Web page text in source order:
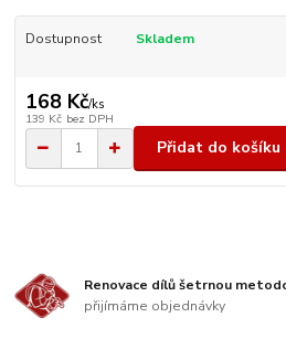
Dostupnost Skladem
168 Kč/ks
139 Kč bez DPH
Přidat do košíku
Renovace dílů šetrnou
přijímáme objednávky